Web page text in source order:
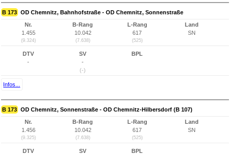
B 173 OD Chemnitz, Bahnhofstraße - OD Chemnitz, Sonnenstraße
Nr.
1.455
(9.324)
B-Rang
10.042
(7.638)
L-Rang
617
(525)
Land
SN
DTV
-
SV
-
(-)
BPL
Infos...
B 173 OD Chemnitz, Sonnenstraße - OD Chemnitz-Hilbersdorf (B 107)
Nr.
1.456
(9.325)
B-Rang
10.042
(7.638)
L-Rang
617
(525)
Land
SN
DTV
SV
BPL